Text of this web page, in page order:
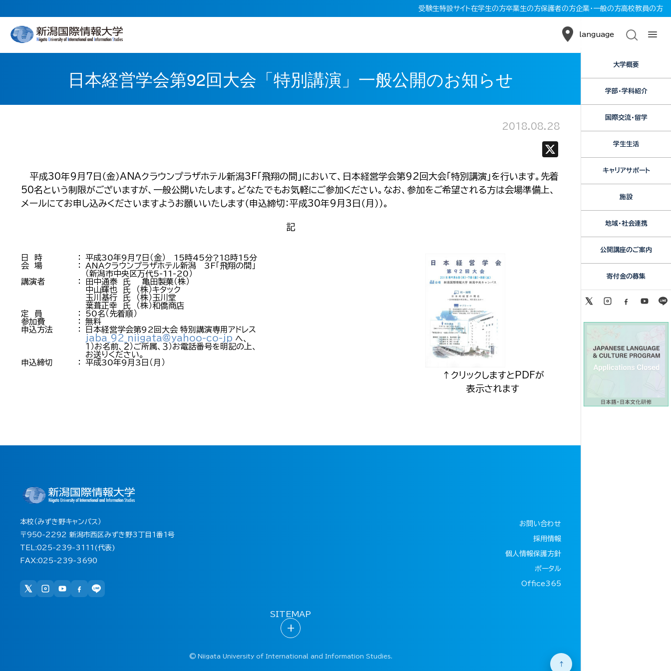
受験生特設サイト在学生の方卒業生の方保護者の方企業・一般の方高校教員の方
language
日本経営学会第92回大会「特別講演」一般公開のお知らせ
2018.08.28
平成30年9月7日（金）ANAクラウンプラザホテル新潟3F「飛翔の間」において、日本経営学会第92回大会「特別講演」を行います。先着
50名という制限がございますが、一般公開いたします。どなたでもお気軽にご参加ください。なお、参加をご希望される方は会場準備上、
メールにてお申し込みくださいますようお願いいたします（申込締切：平成30年9月3日（月））。
記
日 時 ：
平成30年9月7日（金） 15時45分?18時15分
会 場
：
ANAクラウンプラザホテル新潟 3F「飛翔の間」
（新潟市中央区万代5-11-20）
講演者
：
田中通泰 氏 亀田製菓（株）
中山輝也 氏 （株）キタック
玉川基行 氏 （株）玉川堂
葉葺正幸 氏 （株）和僑商店
定 員
：
50名（先着順）
参加費
：
無料
申込方法
： 日本経営学会第92回大会 特別講演専用アドレス
jaba_92_niigata@yahoo-co-jp へ、
１）お名前、２）ご所属、３）お電話番号を明記の上、
お送りください。
申込締切
： 平成30年9月3日（月）
↑クリックしますとPDFが
表示されます
大学概要
学部・学科紹介
国際交流・留学
学生生活
キャリアサポート
施設
地域・社会連携
公開講座のご案内
寄付金の募集
本校（みずき野キャンパス）
〒950-2292 新潟市西区みずき野3丁目1番1号
TEL:025-239-3111(代表)
FAX:025-239-3690
お問い合わせ
採用情報
個人情報保護方針
ポータル
Office365
SITEMAP
+
©Niigata University of International and Information Studies.
↑